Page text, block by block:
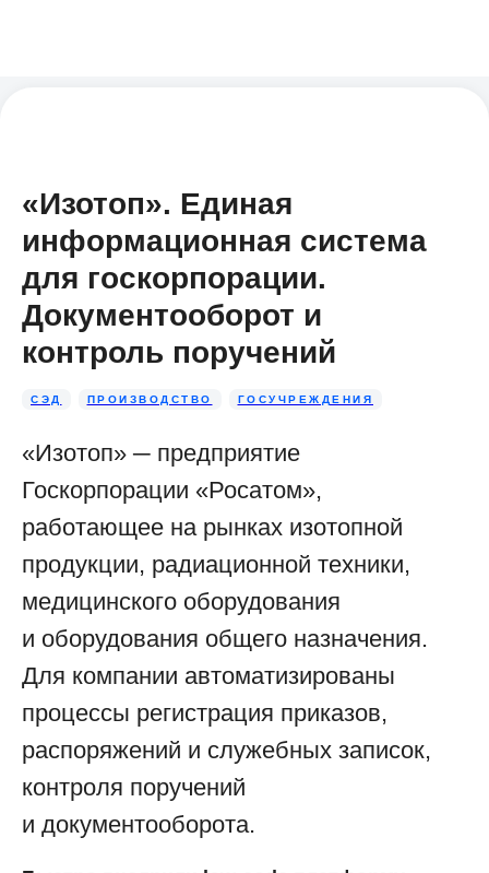
«Изотоп». Единая
информационная система
для госкорпорации.
Документооборот и
контроль поручений
СЭД ПРОИЗВОДСТВО ГОСУЧРЕЖДЕНИЯ
«Изотоп» ─ предприятие
Госкорпорации «Росатом»,
работающее на рынках изотопной
продукции, радиационной техники,
медицинского оборудования
и оборудования общего назначения.
Для компании автоматизированы
процессы регистрация приказов,
распоряжений и служебных записок,
контроля поручений
и документооборота.